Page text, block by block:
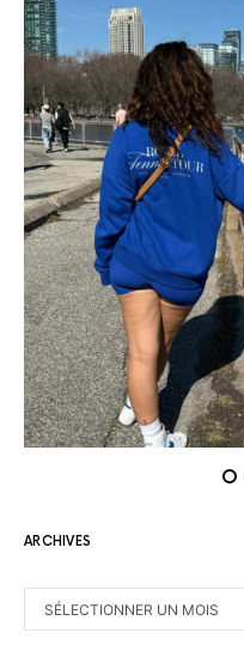
ARCHIVES
ARCHIVES